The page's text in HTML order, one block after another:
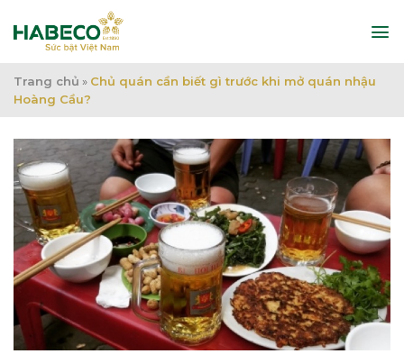
qua
dung
Trang chủ » Chủ quán cần biết gì trước khi mở quán nhậu
Hoàng Cầu?